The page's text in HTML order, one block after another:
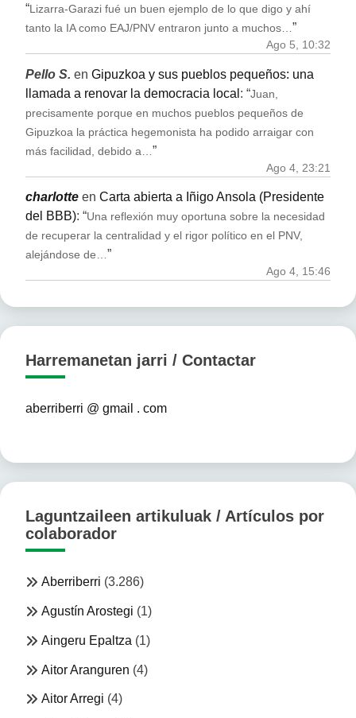
“Lizarra-Garazi fué un buen ejemplo de lo que digo y ahí
tanto la IA como EAJ/PNV entraron junto a muchos… ”
Ago 5, 10:32
Pello S. en Gipuzkoa y sus pueblos pequeños: una
llamada a renovar la democracia local : “Juan,
precisamente porque en muchos pueblos pequeños de
Gipuzkoa la práctica hegemonista ha podido arraigar con
más facilidad, debido a… ”
Ago 4, 23:21
charlotte en Carta abierta a Iñigo Ansola (Presidente
del BBB): “Una reflexión muy oportuna sobre la necesidad
de recuperar la centralidad y el rigor político en el PNV,
alejándose de…”
Ago 4, 15:46
Harremanetan jarri / Contactar
aberriberri @ gmail . com
Laguntzaileen artikuluak / Artículos por
colaborador
Aberriberri (3.286)
Agustín Arostegi (1)
Aingeru Epaltza (1)
Aitor Aranguren (4)
Aitor Arregi (4)